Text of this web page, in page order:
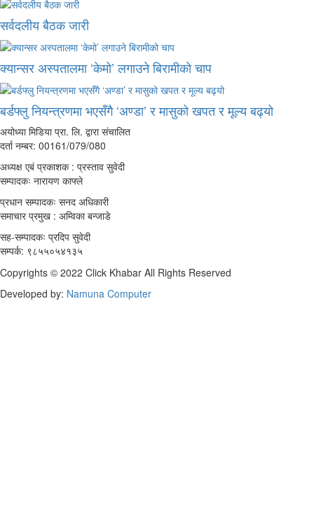
सर्वदलीय बैठक जारी
क्यान्सर अस्पतालमा ‘केमो’ लगाउने बिरामीको चाप
बर्डफ्लु नियन्त्रणमा भएसँगै ‘अण्डा’ र मासुको खपत र मूल्य बढ्यो
अयोध्या मिडिया प्रा. लि. द्वारा संचालित
दर्ता नम्बर: 00161/079/080
अध्यक्ष एबं प्रकाशक : प्रस्ताव सुवेदी
सम्पादकः नारायण काफ्ले
प्रधान सम्पादकः सनद अधिकारी
समाचार प्रमुख : अम्विका बन्जाडे
सह-सम्पादकः प्रदिप सुवेदी
सम्पर्क: ९८५५०५४१३५
Copyrights © 2022 Click Khabar All Rights Reserved
Developed by: Namuna Computer